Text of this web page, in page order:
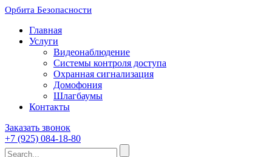
Орбита Безопасности
Главная
Услуги
Видеонаблюдение
Системы контроля доступа
Охранная сигнализация
Домофония
Шлагбаумы
Контакты
Заказать звонок
+7 (925) 084-18-80